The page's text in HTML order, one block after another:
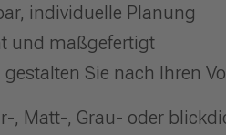
individuelle Planung
und maßgefertigt
Sie nach Ihren
, Matt-, Grau- oder